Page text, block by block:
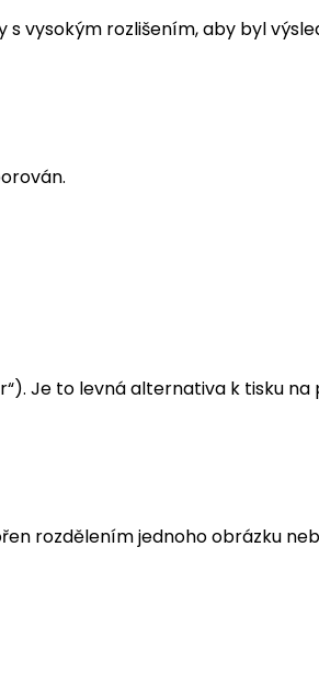
vysokým rozlišením, aby byl
Je to levná alternativa k tisku na
rozdělením jednoho obrázku